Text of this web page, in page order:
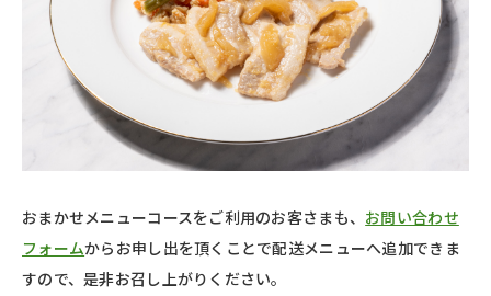
おまかせメニューコースをご利用のお客さまも、 お問い合わせ
フォームからお申し出を頂くことで配送メニューへ追加できま
すので、是非お召し上がりください。